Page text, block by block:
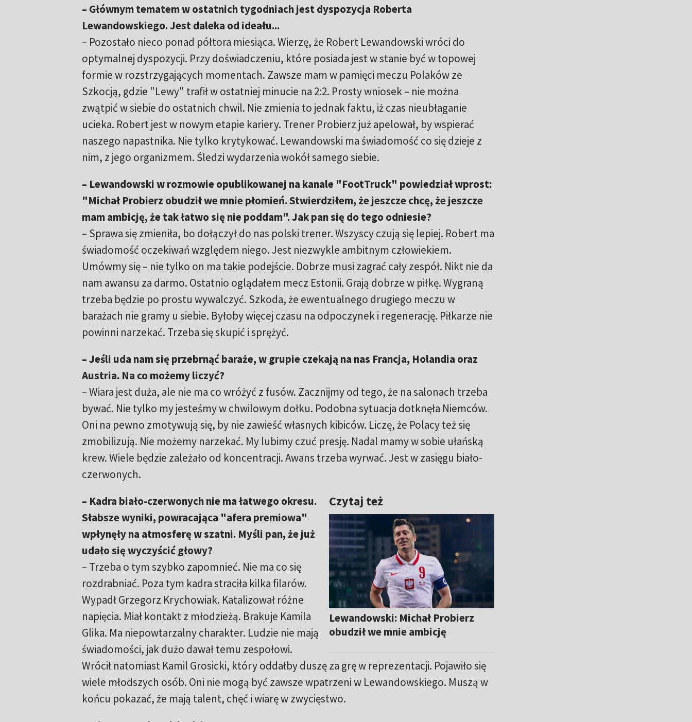
– Głównym tematem w ostatnich tygodniach jest dyspozycja Roberta
Lewandowskiego. Jest daleka od ideału...
– Pozostało nieco ponad półtora miesiąca. Wierzę, że Robert Lewandowski wróci do
optymalnej dyspozycji. Przy doświadczeniu, które posiada jest w stanie być w topowej
formie w rozstrzygających momentach. Zawsze mam w pamięci meczu Polaków ze
Szkocją, gdzie "Lewy" trafił w ostatniej minucie na 2:2. Prosty wniosek – nie można
zwątpić w siebie do ostatnich chwil. Nie zmienia to jednak faktu, iż czas nieubłaganie
ucieka. Robert jest w nowym etapie kariery. Trener Probierz już apelował, by wspierać
naszego napastnika. Nie tylko krytykować. Lewandowski ma świadomość co się dzieje z
nim, z jego organizmem. Śledzi wydarzenia wokół samego siebie.
– Lewandowski w rozmowie opublikowanej na kanale "FootTruck" powiedział wprost:
"Michał Probierz obudził we mnie płomień. Stwierdziłem, że jeszcze chcę, że jeszcze
mam ambicję, że tak łatwo się nie poddam". Jak pan się do tego odniesie?
– Sprawa się zmieniła, bo dołączył do nas polski trener. Wszyscy czują się lepiej. Robert ma
świadomość oczekiwań względem niego. Jest niezwykle ambitnym człowiekiem.
Umówmy się – nie tylko on ma takie podejście. Dobrze musi zagrać cały zespół. Nikt nie da
nam awansu za darmo. Ostatnio oglądałem mecz Estonii. Grają dobrze w piłkę. Wygraną
trzeba będzie po prostu wywalczyć. Szkoda, że ewentualnego drugiego meczu w
barażach nie gramy u siebie. Byłoby więcej czasu na odpoczynek i regenerację. Piłkarze nie
powinni narzekać. Trzeba się skupić i sprężyć.
– Jeśli uda nam się przebrnąć baraże, w grupie czekają na nas Francja, Holandia oraz
Austria. Na co możemy liczyć?
– Wiara jest duża, ale nie ma co wróżyć z fusów. Zacznijmy od tego, że na salonach trzeba
bywać. Nie tylko my jesteśmy w chwilowym dołku. Podobna sytuacja dotknęła Niemców.
Oni na pewno zmotywują się, by nie zawieść własnych kibiców. Liczę, że Polacy też się
zmobilizują. Nie możemy narzekać. My lubimy czuć presję. Nadal mamy w sobie ułańską
krew. Wiele będzie zależało od koncentracji. Awans trzeba wyrwać. Jest w zasięgu biało-
czerwonych.
Czytaj też
Lewandowski: Michał Probierz
obudził we mnie ambicję
– Kadra biało-czerwonych nie ma łatwego okresu.
Słabsze wyniki, powracająca "afera premiowa"
wpłynęły na atmosferę w szatni. Myśli pan, że już
udało się wyczyścić głowy?
– Trzeba o tym szybko zapomnieć. Nie ma co się
rozdrabniać. Poza tym kadra straciła kilka filarów.
Wypadł Grzegorz Krychowiak. Katalizował różne
napięcia. Miał kontakt z młodzieżą. Brakuje Kamila
Glika. Ma niepowtarzalny charakter. Ludzie nie mają
świadomości, jak dużo dawał temu zespołowi.
Wrócił natomiast Kamil Grosicki, który oddałby duszę za grę w reprezentacji. Pojawiło się
wiele młodszych osób. Oni nie mogą być zawsze wpatrzeni w Lewandowskiego. Muszą w
końcu pokazać, że mają talent, chęć i wiarę w zwycięstwo.